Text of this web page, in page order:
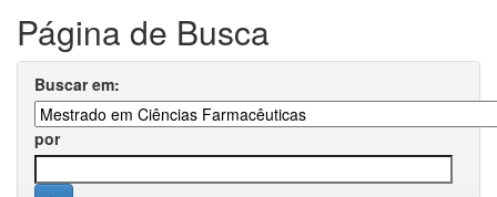
Página de Busca
Buscar em:
por